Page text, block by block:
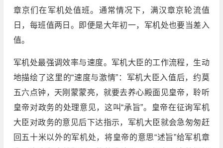
章京们在军机处值班。通常情况下，满汉章京轮流值
日，每班值两日。即便是大年初一，军机处也要当差入
值。
军机处最强调效率与速度。军机大臣的工作流程，生动
地描绘了这里的“速度与激情”：军机大臣入值后，约莫
五六点钟，天刚蒙蒙亮，就要去养心殿面见皇帝，聆听
皇帝对政务的处理意见，这叫“承旨”。皇帝在征询军机
大臣对政务的意见后下达指示，军机大臣就会急匆匆赶
回五十米以外的军机处，将皇帝的意思“述旨”给军机章